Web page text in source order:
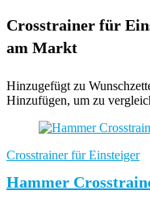
Crosstrainer für
am Markt
Hinzugefügt zu
Hinzufügen, um zu
Crosstrainer für Einsteiger
Hammer